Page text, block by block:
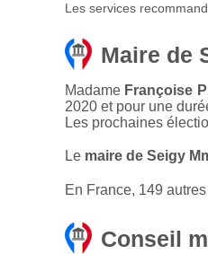
Les services
Maire de
Madame Françoise
2020 et pour une
Les prochaines
Le maire de Seigy
En France, 149
Conseil